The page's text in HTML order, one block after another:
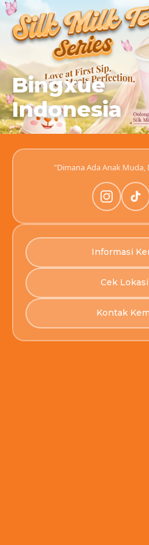
Bingxue
Indonesia
"Dimana Ada Anak Muda,
Informasi
Cek
Kontak